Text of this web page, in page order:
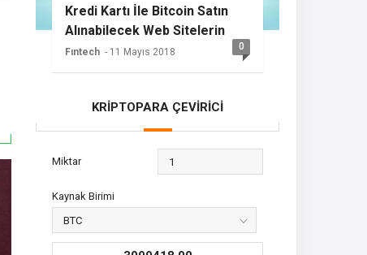
Kredi Kartı İle Bitcoin Satın
Alınabilecek Web Sitelerin
Listesi
Fıntech - 11 Mayıs 2018 0
KRİPTOPARA ÇEVİRİCİ
Miktar
Kaynak Birimi